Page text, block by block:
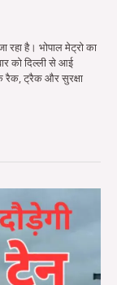
रहा है। भोपाल मेट्रो का
को दिल्ली से आई
रैक, ट्रैक और सुरक्षा